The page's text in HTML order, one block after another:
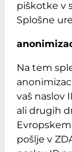
piškotke v
Splošne
Na tem
vaš naslov
ali drugih
pošlje v